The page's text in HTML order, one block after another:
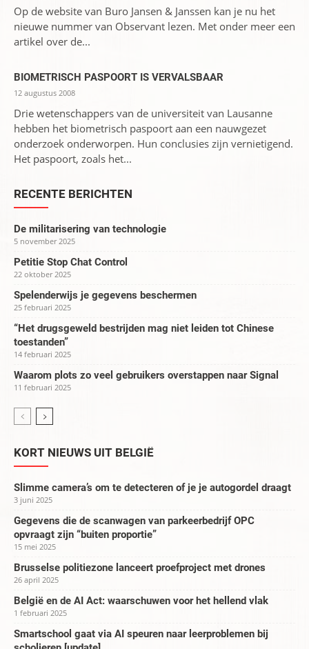
Op de website van Buro Jansen & Janssen kan je nu het
nieuwe nummer van Observant lezen. Met onder meer een
artikel over de...
BIOMETRISCH PASPOORT IS VERVALSBAAR
12 augustus 2008
Drie wetenschappers van de universiteit van Lausanne
hebben het biometrisch paspoort aan een nauwgezet
onderzoek onderworpen. Hun conclusies zijn vernietigend.
Het paspoort, zoals het...
RECENTE BERICHTEN
De militarisering van technologie
5 november 2025
Petitie Stop Chat Control
22 oktober 2025
Spelenderwijs je gegevens beschermen
25 februari 2025
“Het drugsgeweld bestrijden mag niet leiden tot Chinese
toestanden”
14 februari 2025
Waarom plots zo veel gebruikers overstappen naar Signal
11 februari 2025
KORT NIEUWS UIT BELGIË
Slimme camera’s om te detecteren of je je autogordel draagt
3 juni 2025
Gegevens die de scanwagen van parkeerbedrijf OPC
opvraagt zijn “buiten proportie”
15 mei 2025
Brusselse politiezone lanceert proefproject met drones
26 april 2025
België en de AI Act: waarschuwen voor het hellend vlak
1 februari 2025
Smartschool gaat via AI speuren naar leerproblemen bij